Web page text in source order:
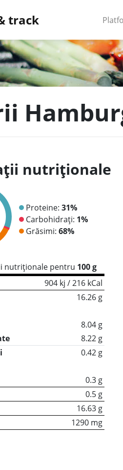
track
nutriționale
Proteine: 31%
Carbohidrați: 1%
Grăsimi: 68%
nutriționale pentru 100 g
904 kj / 216 kCal
16.26 g
8.04 g
8.22 g
0.42 g
0.3 g
0.5 g
16.63 g
1290 mg